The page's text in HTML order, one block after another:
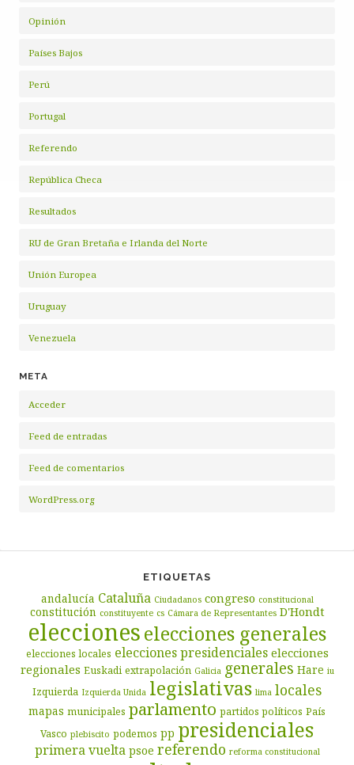
Opinión
Países Bajos
Perú
Portugal
Referendo
República Checa
Resultados
RU de Gran Bretaña e Irlanda del Norte
Unión Europea
Uruguay
Venezuela
META
Acceder
Feed de entradas
Feed de comentarios
WordPress.org
ETIQUETAS
andalucía Cataluña Ciudadanos congreso constitucional
constitución constituyente cs Cámara de Representantes D'Hondt
eleccioneselecciones generales
elecciones locales elecciones presidenciales elecciones
regionales Euskadi extrapolación Galicia generales Hare iu
Izquierda Izquierda Unida legislativas lima locales
mapas municipales parlamento partidos políticos País
Vasco plebiscito podemos pp presidenciales
primera vuelta psoe referendo reforma constitucional